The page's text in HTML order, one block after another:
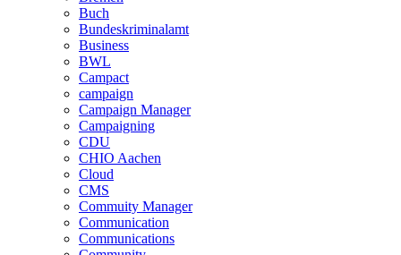
Buch
Bundeskriminalamt
Business
BWL
Campact
campaign
Campaign Manager
Campaigning
CDU
CHIO Aachen
Cloud
CMS
Commuity Manager
Communication
Communications